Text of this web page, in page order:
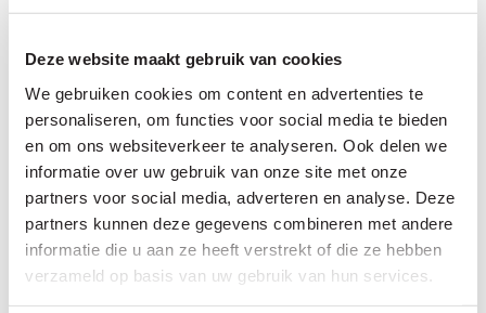
Deze website maakt gebruik van cookies
We gebruiken cookies om content en advertenties te
personaliseren, om functies voor social media te bieden
en om ons websiteverkeer te analyseren. Ook delen we
informatie over uw gebruik van onze site met onze
partners voor social media, adverteren en analyse. Deze
partners kunnen deze gegevens combineren met andere
informatie die u aan ze heeft verstrekt of die ze hebben
verzameld op basis van uw gebruik van hun services.
lund